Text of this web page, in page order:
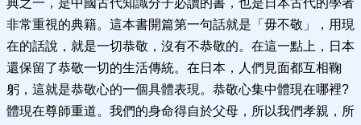
典之一，是中國古代知識分子必讀的書，也是日本古代的學者
非常重視的典籍。這本書開篇第一句話就是「毋不敬」，用現
在的話說，就是一切恭敬，沒有不恭敬的。在這一點上，日本
還保留了恭敬一切的生活傳統。在日本，人們見面都互相鞠
躬，這就是恭敬心的一個具體表現。恭敬心集中體現在哪裡?
體現在尊師重道。我們的身命得自於父母，所以我們孝親，所